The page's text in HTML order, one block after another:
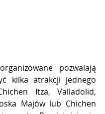
pozwalają
kilka atrakcji jednego
Itza, Valladolid,
Majów lub Chichen